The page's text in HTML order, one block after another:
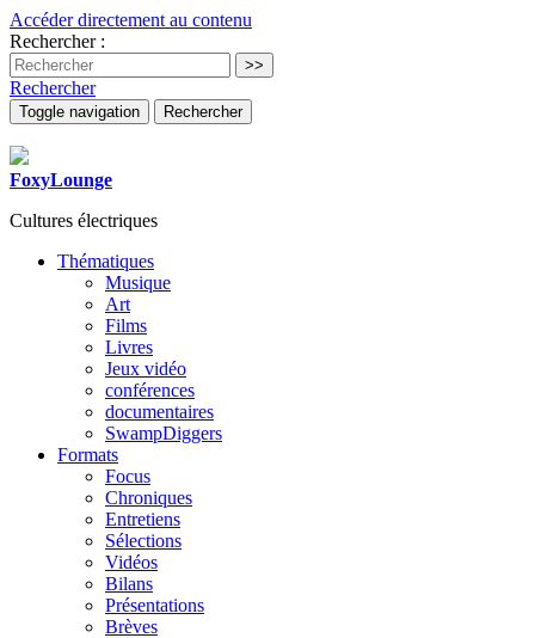
Accéder directement au contenu
Rechercher :
Rechercher
Toggle navigation Rechercher
FoxyLounge
Cultures électriques
Thématiques
Musique
Art
Films
Livres
Jeux vidéo
conférences
documentaires
SwampDiggers
Formats
Focus
Chroniques
Entretiens
Sélections
Vidéos
Bilans
Présentations
Brèves